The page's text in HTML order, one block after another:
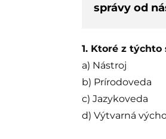
správy od
1. Ktoré z
a) Nástroj
b) Prírodoveda
c) Jazykoveda
d) Výtvarná